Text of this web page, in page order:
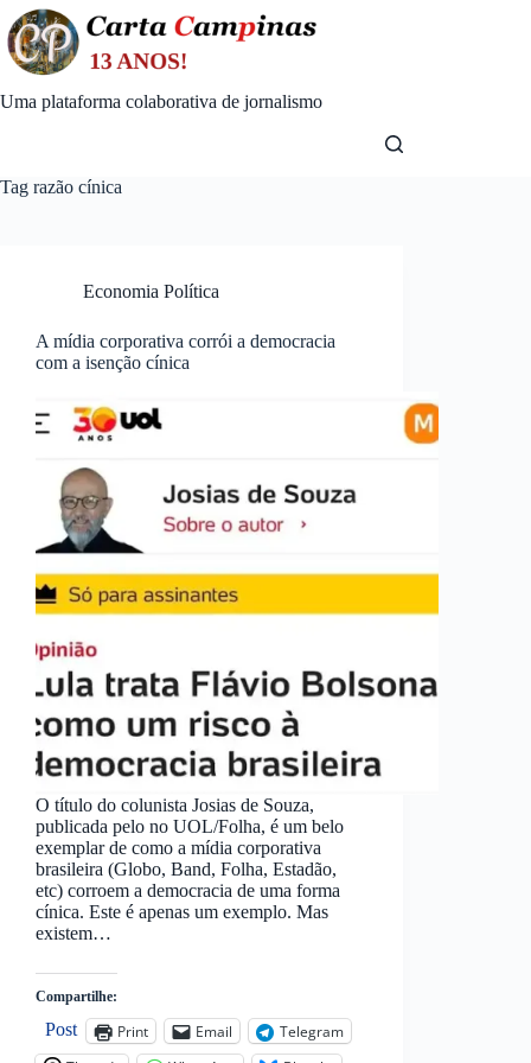
Skip
to
content
Uma plataforma colaborativa de jornalismo
Tag razão cínica
Economia Política
A mídia corporativa corrói a democracia
com a isenção cínica
O título do colunista Josias de Souza,
publicada pelo no UOL/Folha, é um belo
exemplar de como a mídia corporativa
brasileira (Globo, Band, Folha, Estadão,
etc) corroem a democracia de uma forma
cínica. Este é apenas um exemplo. Mas
existem…
Compartilhe:
Post Print Email
Telegram